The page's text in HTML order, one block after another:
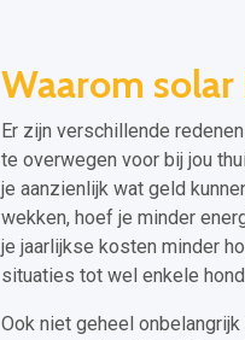
Waarom
Er zijn verschillende
te overwegen voor bij jou
je aanzienlijk wat geld
wekken, hoef je minder
je jaarlijkse kosten minder
situaties tot wel enkele
Ook niet geheel